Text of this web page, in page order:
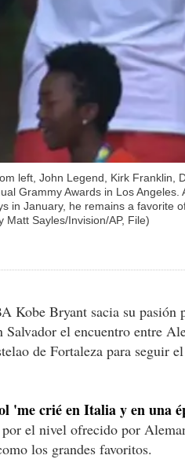
left, John Legend, Kirk Franklin,
Grammy Awards in Los
in January, he remains a favorite
Matt Sayles/Invision/AP, File)
Kobe Bryant sacia su pasión
el encuentro entre
de Fortaleza para seguir
'me crié en Italia y en una
el nivel ofrecido por
los grandes favoritos.